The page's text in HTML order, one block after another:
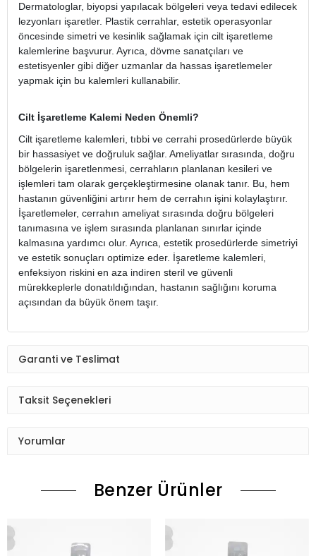
Dermatologlar, biyopsi yapılacak bölgeleri veya tedavi edilecek
lezyonları işaretler. Plastik cerrahlar, estetik operasyonlar
öncesinde simetri ve kesinlik sağlamak için cilt işaretleme
kalemlerine başvurur. Ayrıca, dövme sanatçıları ve
estetisyenler gibi diğer uzmanlar da hassas işaretlemeler
yapmak için bu kalemleri kullanabilir.
Cilt İşaretleme Kalemi Neden Önemli?
Cilt işaretleme kalemleri, tıbbi ve cerrahi prosedürlerde büyük
bir hassasiyet ve doğruluk sağlar. Ameliyatlar sırasında, doğru
bölgelerin işaretlenmesi, cerrahların planlanan kesileri ve
işlemleri tam olarak gerçekleştirmesine olanak tanır. Bu, hem
hastanın güvenliğini artırır hem de cerrahın işini kolaylaştırır.
İşaretlemeler, cerrahın ameliyat sırasında doğru bölgeleri
tanımasına ve işlem sırasında planlanan sınırlar içinde
kalmasına yardımcı olur. Ayrıca, estetik prosedürlerde simetriyi
ve estetik sonuçları optimize eder. İşaretleme kalemleri,
enfeksiyon riskini en aza indiren steril ve güvenli
mürekkeplerle donatıldığından, hastanın sağlığını koruma
açısından da büyük önem taşır.
Garanti ve Teslimat
Taksit Seçenekleri
Yorumlar
Benzer Ürünler